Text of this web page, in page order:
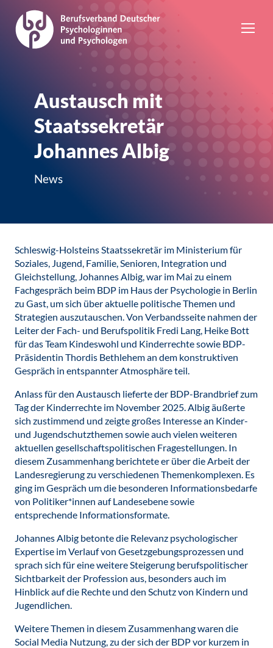
Austausch mit
Staatssekretär
Johannes Albig
News
Schleswig-Holsteins Staatssekretär im Ministerium für
Soziales, Jugend, Familie, Senioren, Integration und
Gleichstellung, Johannes Albig, war im Mai zu einem
Fachgespräch beim BDP im Haus der Psychologie in Berlin
zu Gast, um sich über aktuelle politische Themen und
Strategien auszutauschen. Von Verbandsseite nahmen der
Leiter der Fach- und Berufspolitik Fredi Lang, Heike Bott
für das Team Kindeswohl und Kinderrechte sowie BDP-
Präsidentin Thordis Bethlehem an dem konstruktiven
Gespräch in entspannter Atmosphäre teil.
Anlass für den Austausch lieferte der BDP-Brandbrief zum
Tag der Kinderrechte im November 2025. Albig äußerte
sich zustimmend und zeigte großes Interesse an Kinder-
und Jugendschutzthemen sowie auch vielen weiteren
aktuellen gesellschaftspolitischen Fragestellungen. In
diesem Zusammenhang berichtete er über die Arbeit der
Landesregierung zu verschiedenen Themenkomplexen. Es
ging im Gespräch um die besonderen Informationsbedarfe
von Politiker*innen auf Landesebene sowie
entsprechende Informationsformate.
Johannes Albig betonte die Relevanz psychologischer
Expertise im Verlauf von Gesetzgebungsprozessen und
sprach sich für eine weitere Steigerung berufspolitischer
Sichtbarkeit der Profession aus, besonders auch im
Hinblick auf die Rechte und den Schutz von Kindern und
Jugendlichen.
Weitere Themen in diesem Zusammenhang waren die
Social Media Nutzung, zu der sich der BDP vor kurzem in